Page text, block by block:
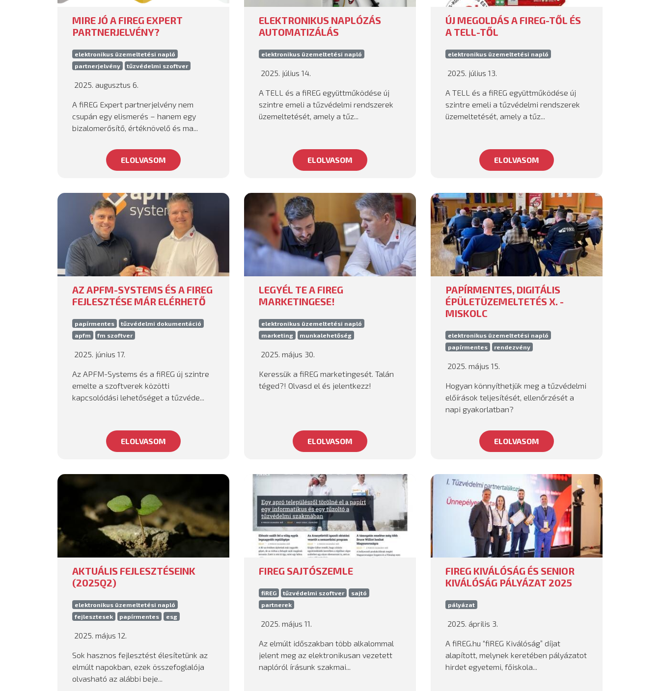
MIRE JÓ A FIREG EXPERT
PARTNERJELVÉNY?
elektronikus üzemeltetési napló
partnerjelvény
tűzvédelmi szoftver
2025. augusztus 6.
A fiREG Expert partnerjelvény nem
csupán egy elismerés – hanem egy
bizalomerősítő, értéknövelő és ma...
ELOLVASOM
ELEKTRONIKUS NAPLÓZÁS
AUTOMATIZÁLÁS
elektronikus üzemeltetési napló
2025. július 14.
A TELL és a fiREG együttműködése új
szintre emeli a tűzvédelmi rendszerek
üzemeltetését, amely a tűz...
ELOLVASOM
ÚJ MEGOLDÁS A FIREG-TŐL ÉS
A TELL-TŐL
elektronikus üzemeltetési napló
2025. július 13.
A TELL és a fiREG együttműködése új
szintre emeli a tűzvédelmi rendszerek
üzemeltetését, amely a tűz...
ELOLVASOM
AZ APFM-SYSTEMS ÉS A FIREG
FEJLESZTÉSE MÁR ELÉRHETŐ
papírmentes
tűzvédelmi dokumentáció
apfm
fm szoftver
2025. június 17.
Az APFM-Systems és a fiREG új szintre
emelte a szoftverek közötti
kapcsolódási lehetőséget a tűzvéde...
ELOLVASOM
LEGYÉL TE A FIREG
MARKETINGESE!
elektronikus üzemeltetési napló
marketing
munkalehetőség
2025. május 30.
Keressük a fiREG marketingesét. Talán
téged?! Olvasd el és jelentkezz!
ELOLVASOM
PAPÍRMENTES, DIGITÁLIS
ÉPÜLETÜZEMELTETÉS X. -
MISKOLC
elektronikus üzemeltetési napló
papírmentes
rendezvény
2025. május 15.
Hogyan könnyíthetjük meg a tűzvédelmi
előírások teljesítését, ellenőrzését a
napi gyakorlatban?
ELOLVASOM
AKTUÁLIS FEJLESZTÉSEINK
(2025Q2)
elektronikus üzemeltetési napló
fejlesztesek
papírmentes esg
2025. május 12.
Sok hasznos fejlesztést élesítetünk az
elmúlt napokban, ezek összefoglalója
olvasható az alábbi beje...
FIREG SAJTÓSZEMLE
fiREG tűzvédelmi szoftver
sajtó
partnerek
2025. május 11.
Az elmúlt időszakban több alkalommal
jelent meg az elektronikusan vezetett
naplóról írásunk szakmai...
FIREG KIVÁLÓSÁG ÉS SENIOR
KIVÁLÓSÁG PÁLYÁZAT 2025
pályázat
2025. április 3.
A fiREG.hu “fiREG Kiválóság” díjat
alapított, melynek keretében pályázatot
hirdet egyetemi, főiskola...